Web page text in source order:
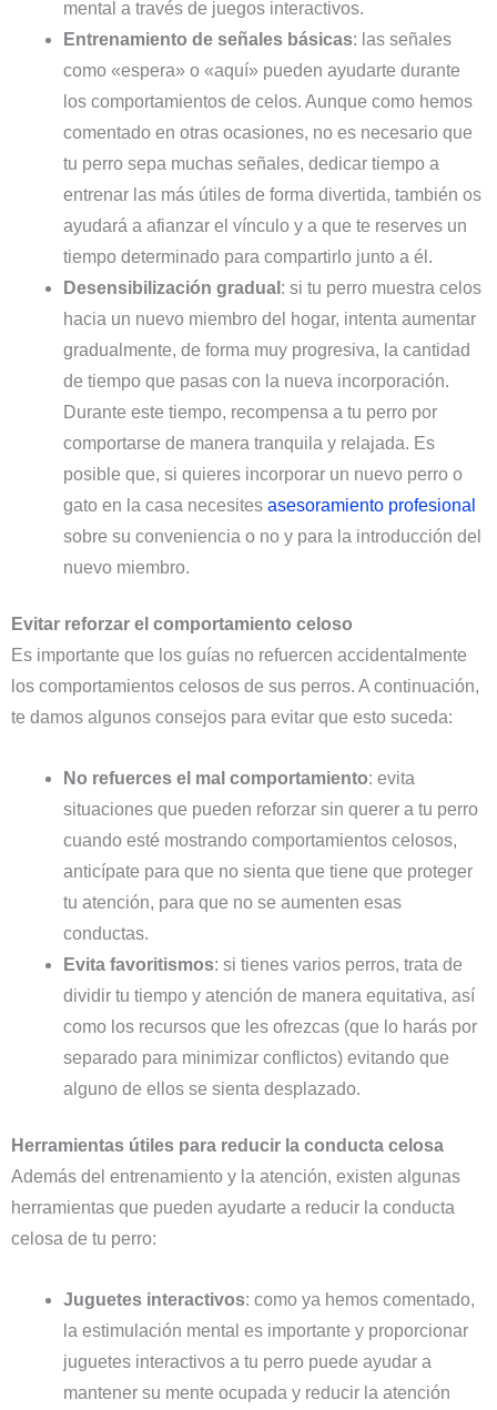
mental a través de juegos interactivos.
Entrenamiento de señales básicas: las señales
como «espera» o «aquí» pueden ayudarte durante
los comportamientos de celos. Aunque como hemos
comentado en otras ocasiones, no es necesario que
tu perro sepa muchas señales, dedicar tiempo a
entrenar las más útiles de forma divertida, también os
ayudará a afianzar el vínculo y a que te reserves un
tiempo determinado para compartirlo junto a él.
Desensibilización gradual : si tu perro muestra celos
hacia un nuevo miembro del hogar, intenta aumentar
gradualmente, de forma muy progresiva, la cantidad
de tiempo que pasas con la nueva incorporación.
Durante este tiempo, recompensa a tu perro por
comportarse de manera tranquila y relajada. Es
posible que, si quieres incorporar un nuevo perro o
gato en la casa necesites asesoramiento profesional
sobre su conveniencia o no y para la introducción del
nuevo miembro.
Evitar reforzar el comportamiento celoso
Es importante que los guías no refuercen accidentalmente
los comportamientos celosos de sus perros. A continuación,
te damos algunos consejos para evitar que esto suceda:
No refuerces el mal comportamiento: evita
situaciones que pueden reforzar sin querer a tu perro
cuando esté mostrando comportamientos celosos,
anticípate para que no sienta que tiene que proteger
tu atención, para que no se aumenten esas
conductas.
Evita favoritismos: si tienes varios perros, trata de
dividir tu tiempo y atención de manera equitativa, así
como los recursos que les ofrezcas (que lo harás por
separado para minimizar conflictos) evitando que
alguno de ellos se sienta desplazado.
Herramientas útiles para reducir la conducta celosa
Además del entrenamiento y la atención, existen algunas
herramientas que pueden ayudarte a reducir la conducta
celosa de tu perro:
Juguetes interactivos: como ya hemos comentado,
la estimulación mental es importante y proporcionar
juguetes interactivos a tu perro puede ayudar a
mantener su mente ocupada y reducir la atención